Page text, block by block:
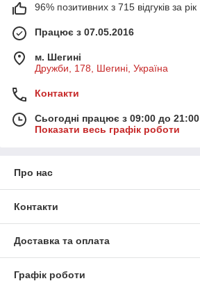
96% позитивних з 715 відгуків за рік
Працює з 07.05.2016
м. Шегині
Дружби, 178, Шегині, Україна
Контакти
Сьогодні працює з 09:00 до 21:00
Показати весь графік роботи
Про нас
Контакти
Доставка та оплата
Графік роботи